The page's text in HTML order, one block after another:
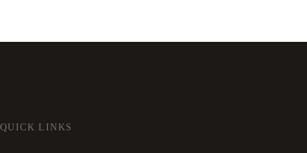
QUICK LINKS